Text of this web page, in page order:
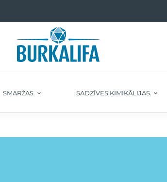
SMARŽAS SADZĪVES ĶIMIKĀLIJAS